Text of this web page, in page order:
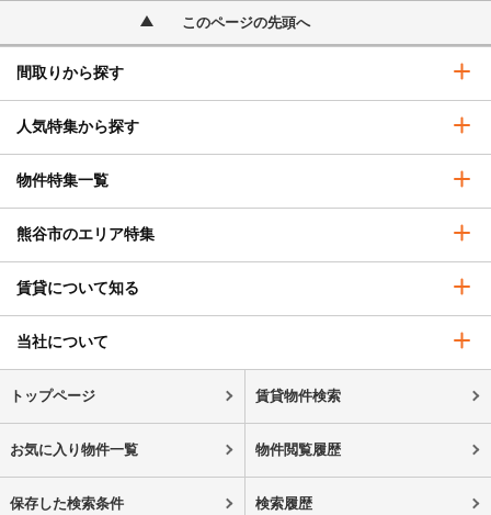
このページの先頭へ
間取りから探す
人気特集から探す
物件特集一覧
熊谷市のエリア特集
賃貸について知る
当社について
トップページ 賃貸物件検索
お気に入り物件一覧 物件閲覧履歴
保存した検索条件 検索履歴